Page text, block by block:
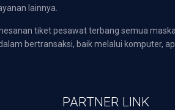
lainnya.
tiket pesawat terbang semua
bertransaksi, baik melalui komputer,
PARTNER LINK